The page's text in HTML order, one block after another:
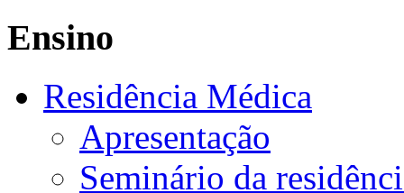
Ensino
Residência Médica
Apresentação
Seminário da